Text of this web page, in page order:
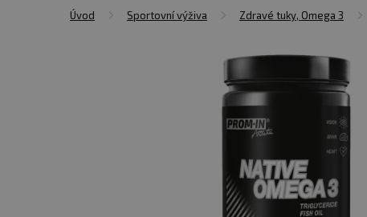
Úvod Sportovní výživa Zdravé tuky, Omega 3